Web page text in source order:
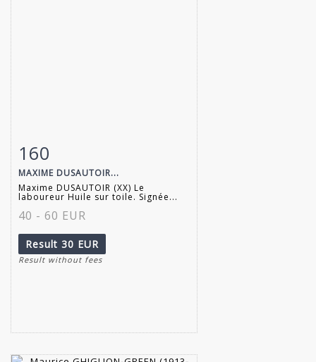
Item detail
160
MAXIME DUSAUTOIR...
Maxime DUSAUTOIR (XX) Le
laboureur Huile sur toile. Signée...
40 - 60 EUR
Result 30 EUR
Result without fees